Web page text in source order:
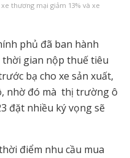
thương mại giảm 13% và xe
phủ đã ban hành
gian nộp thuế tiêu
bạ cho xe sản xuất,
nhờ đó mà thị trường ô
đặt nhiều ký vọng sẽ
điểm nhu cầu mua